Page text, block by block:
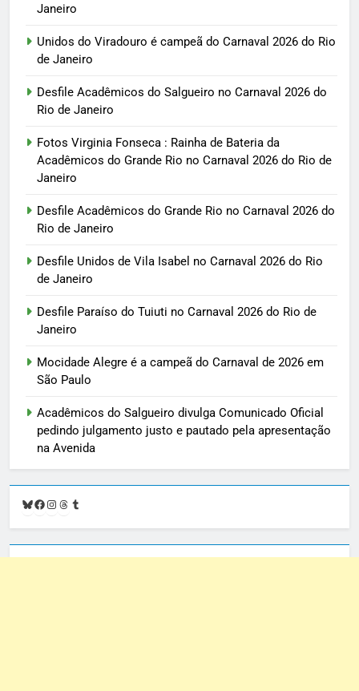
Janeiro
Unidos do Viradouro é campeã do Carnaval 2026 do Rio
de Janeiro
Desfile Acadêmicos do Salgueiro no Carnaval 2026 do
Rio de Janeiro
Fotos Virginia Fonseca : Rainha de Bateria da
Acadêmicos do Grande Rio no Carnaval 2026 do Rio de
Janeiro
Desfile Acadêmicos do Grande Rio no Carnaval 2026 do
Rio de Janeiro
Desfile Unidos de Vila Isabel no Carnaval 2026 do Rio
de Janeiro
Desfile Paraíso do Tuiuti no Carnaval 2026 do Rio de
Janeiro
Mocidade Alegre é a campeã do Carnaval de 2026 em
São Paulo
Acadêmicos do Salgueiro divulga Comunicado Oficial
pedindo julgamento justo e pautado pela apresentação
na Avenida
Bluesky
Facebook
Instagram
Threads